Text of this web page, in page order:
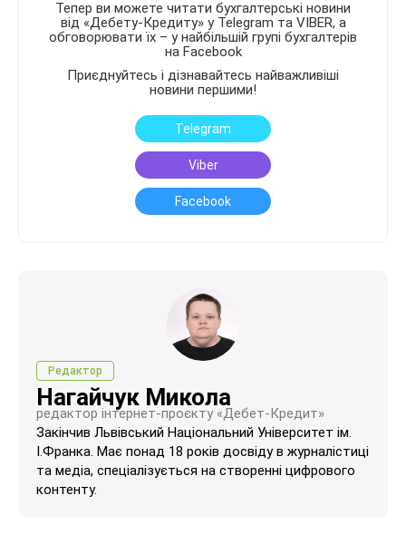
Тепер ви можете читати бухгалтерські новини
від «Дебету-Кредиту» у Telegram та VIBER, а
обговорювати їх – у найбільшій групі бухгалтерів
на Facebook
Приєднуйтесь і дізнавайтесь найважливіші
новини першими!
Telegram
Viber
Facebook
Редактор
Нагайчук Микола
редактор інтернет-проєкту «Дебет-Кредит»
Закінчив Львівський Національний Університет ім.
І.Франка. Має понад 18 років досвіду в журналістиці
та медіа, спеціалізується на створенні цифрового
контенту.